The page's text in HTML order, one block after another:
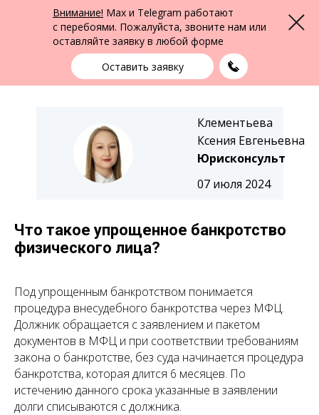
Внимание! Max и Telegram работают
с перебоями. Пожалуйста, звоните нам или
оставляйте заявку в любой форме
Оставить заявку
Меню
Юридическая помощь в Екатеринбурге
ФПК Альтернатива
Екатеринбург
выбрать город
+7 (343) 363-91-89
07 июля 2024
Клементьева
Ксения Евгеньевна
Юрисконсульт
Что такое упрощенное банкротство
физического лица?
Под упрощенным банкротством понимается
процедура внесудебного банкротства через МФЦ.
Должник обращается с заявлением и пакетом
документов в МФЦ и при соответствии требованиям
закона о банкротстве, без суда начинается процедура
банкротства, которая длится 6 месяцев. По
истечению данного срока указанные в заявлении
долги списываются с должника.